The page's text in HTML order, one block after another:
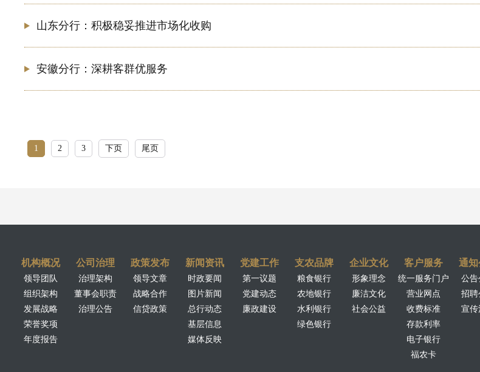
山东分行：积极稳妥推进市场化收购
安徽分行：深耕客群优服务
1 2 3 下页 尾页
机构概况
领导团队
组织架构
发展战略
荣誉奖项
年度报告
公司治理
治理架构
董事会职责
治理公告
政策发布
领导文章
战略合作
信贷政策
新闻资讯
时政要闻
图片新闻
总行动态
基层信息
媒体反映
党建工作
第一议题
党建动态
廉政建设
支农品牌
粮食银行
农地银行
水利银行
绿色银行
企业文化
形象理念
廉洁文化
社会公益
客户服务
统一服务门户
营业网点
收费标准
存款利率
电子银行
福农卡
通
公告
招聘
宣传